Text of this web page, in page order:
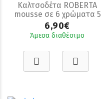
Καλτσοδέτα ROBERTA
mousse σε 6 χρώματα 5
τεμαχίων
6,90€
Άμεσα διαθέσιμο